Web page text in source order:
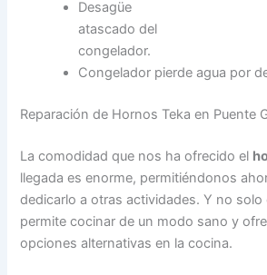
Desagüe
atascado del
congelador.
Congelador pierde agua por
Reparación de Hornos Teka en Puente
La comodidad que nos ha ofrecido el
llegada es enorme, permitiéndonos
dedicarlo a otras actividades. Y no
permite cocinar de un modo sano y
opciones alternativas en la cocina.